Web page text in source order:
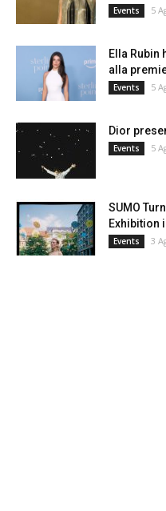
Events 5
Ella Rubin
alla
Events 5
Dior
Events 5
SUMO
Exhibition
Events 3